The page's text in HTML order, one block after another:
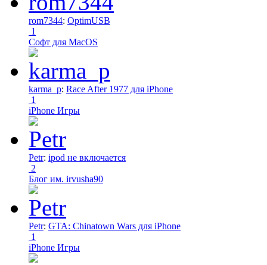
rom7344: OptimUSB
1
Софт для MacOS
karma_p: Race After 1977 для iPhone
1
iPhone Игры
Petr: ipod не включается
2
Блог им. irvusha90
Petr: GTA: Chinatown Wars для iPhone
1
iPhone Игры